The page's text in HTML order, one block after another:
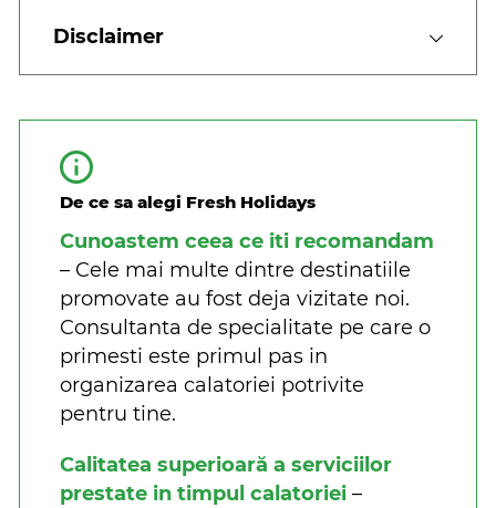
Disclaimer
De ce sa alegi Fresh Holidays
Cunoastem ceea ce iti recomandam
– Cele mai multe dintre destinatiile
promovate au fost deja vizitate noi.
Consultanta de specialitate pe care o
primesti este primul pas in
organizarea calatoriei potrivite
pentru tine.
Calitatea superioară a serviciilor
prestate in timpul calatoriei –